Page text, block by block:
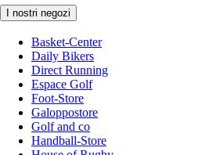
I nostri negozi
Basket-Center
Daily Bikers
Direct Running
Espace Golf
Foot-Store
Galoppostore
Golf and co
Handball-Store